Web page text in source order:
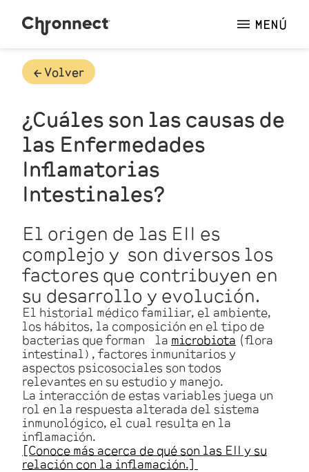
MENÚ
🡠 Volver
¿Cuáles son las causas de
las Enfermedades
Inflamatorias
Intestinales?
El origen de las EII es
complejo y son diversos los
factores que contribuyen en
su desarrollo y evolución.
El historial médico familiar, el ambiente,
los hábitos, la composición en el tipo de
bacterias que forman la microbiota (flora
intestinal) , factores inmunitarios y
aspectos psicosociales son todos
relevantes en su estudio y manejo.
La interacción de estas variables juega un
rol en la respuesta alterada del sistema
inmunológico, el cual resulta en la
inflamación.
[Conoce más acerca de qué son las EII y su
relación con la inflamación.]